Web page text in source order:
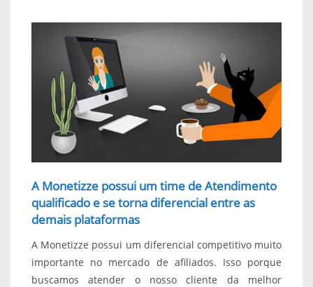
A Monetizze possui um time de Atendimento
qualificado e se torna diferencial entre as
demais plataformas
A Monetizze possui um diferencial competitivo muito
importante no mercado de afiliados. Isso porque
buscamos atender o nosso cliente da melhor